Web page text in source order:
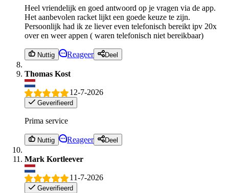
Heel vriendelijk en goed antwoord op je vragen via de app.
Het aanbevolen racket lijkt een goede keuze te zijn.
Persoonlijk had ik ze liever even telefonisch bereikt ipv 20x
over en weer appen ( waren telefonisch niet bereikbaar)
Nuttig Reageer Deel
Thomas Kost
12-7-2026
Geverifieerd
Prima service
Nuttig Reageer Deel
Mark Kortleever
11-7-2026
Geverifieerd